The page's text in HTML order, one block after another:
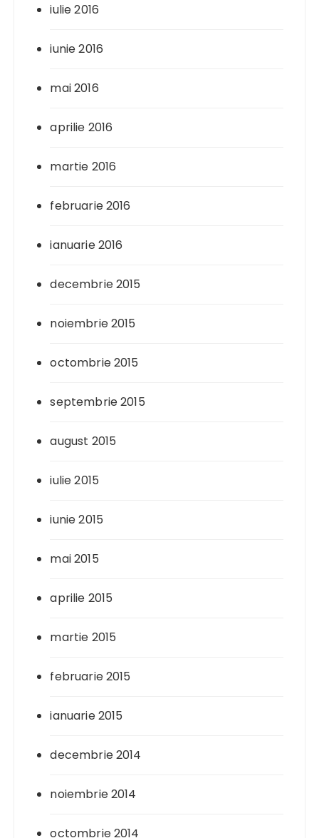
iulie 2016
iunie 2016
mai 2016
aprilie 2016
martie 2016
februarie 2016
ianuarie 2016
decembrie 2015
noiembrie 2015
octombrie 2015
septembrie 2015
august 2015
iulie 2015
iunie 2015
mai 2015
aprilie 2015
martie 2015
februarie 2015
ianuarie 2015
decembrie 2014
noiembrie 2014
octombrie 2014